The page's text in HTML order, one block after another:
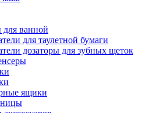
для ванной
для таулетной бумаги
дозаторы для зубных щеток
ящики